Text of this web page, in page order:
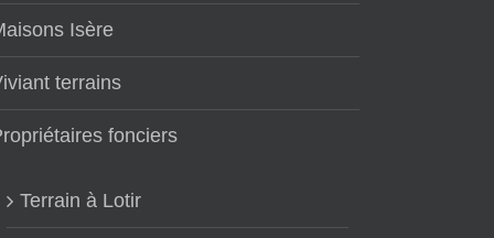
Isère
terrains
fonciers
Terrain à Lotir